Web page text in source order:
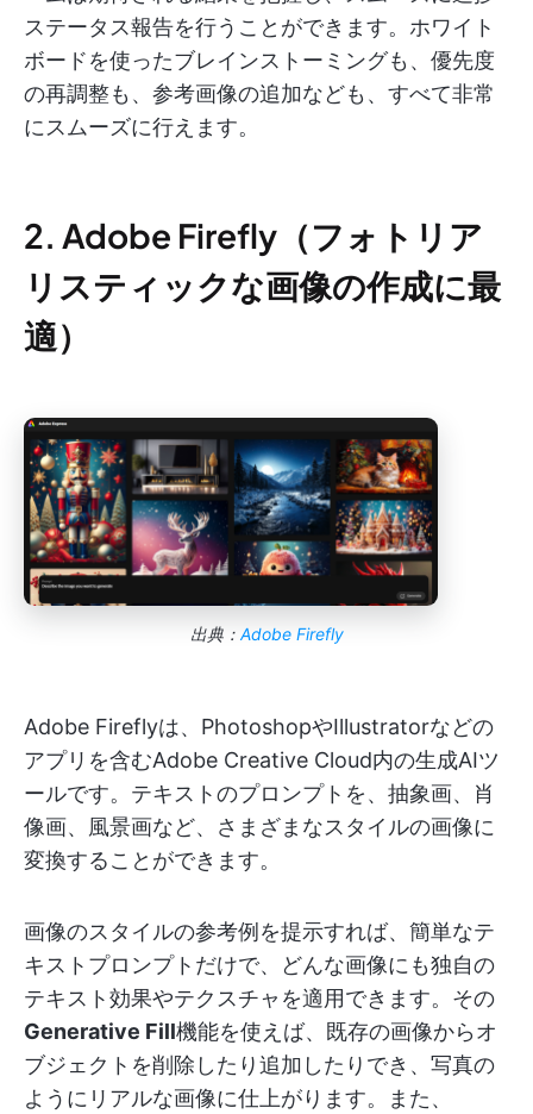
ステータス報告を行うことができます。ホワイト
ボードを使ったブレインストーミングも、優先度
の再調整も、参考画像の追加なども、すべて非常
にスムーズに行えます。
2. Adobe Firefly（フォトリア
リスティックな画像の作成に最
適）
出典： Adobe Firefly
Adobe Fireflyは、PhotoshopやIllustratorなどの
アプリを含むAdobe Creative Cloud内の生成AIツ
ールです。テキストのプロンプトを、抽象画、肖
像画、風景画など、さまざまなスタイルの画像に
変換することができます。
画像のスタイルの参考例を提示すれば、簡単なテ
キストプロンプトだけで、どんな画像にも独自の
テキスト効果やテクスチャを適用できます。その
Generative Fill機能を使えば、既存の画像からオ
ブジェクトを削除したり追加したりでき、写真の
ようにリアルな画像に仕上がります。また、